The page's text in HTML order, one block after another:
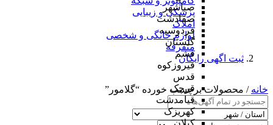
صباشهر
صفادشت
فردوسیه
گلستان
فشم
فیروزکوه
قدس
قرچک
قیامدشت
کهریزک
پزشکی و زیبایی
املاک
لوازم خانگی و شخصی
متفرقه
ثبت اگهی رایگان
خانه / محصولات برچسب خورده “گلامور”